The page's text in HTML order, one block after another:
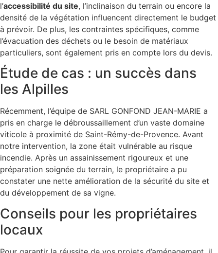
l’accessibilité du site, l’inclinaison du terrain ou encore la
densité de la végétation influencent directement le budget
à prévoir. De plus, les contraintes spécifiques, comme
l’évacuation des déchets ou le besoin de matériaux
particuliers, sont également pris en compte lors du devis.
Étude de cas : un succès dans
les Alpilles
Récemment, l’équipe de SARL GONFOND JEAN-MARIE a
pris en charge le débroussaillement d’un vaste domaine
viticole à proximité de Saint-Rémy-de-Provence. Avant
notre intervention, la zone était vulnérable au risque
incendie. Après un assainissement rigoureux et une
préparation soignée du terrain, le propriétaire a pu
constater une nette amélioration de la sécurité du site et
du développement de sa vigne.
Conseils pour les propriétaires
locaux